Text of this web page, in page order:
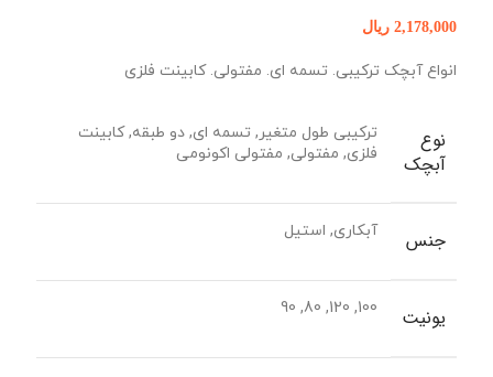
2,178,000 ریال
انواع آبچک ترکیبی. تسمه ای. مفتولی. کابینت فلزی
نوع
آبچک
ترکیبی طول متغیر, تسمه ای, دو طبقه, کابینت
فلزی, مفتولی, مفتولی اکونومی
جنس آبکاری, استیل
یونیت 100, 120, 80, 90